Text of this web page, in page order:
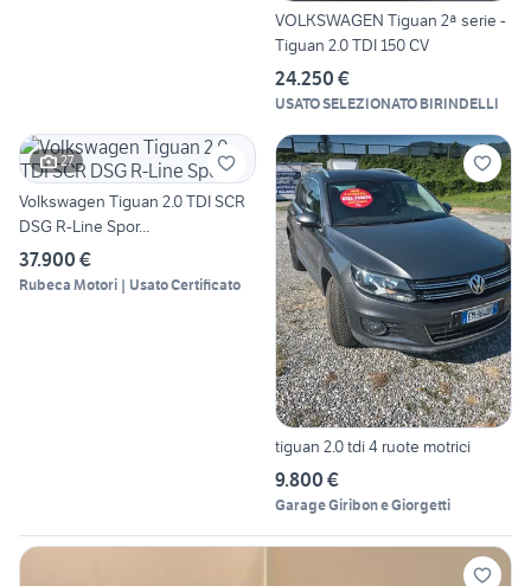
VOLKSWAGEN Tiguan 2ª serie -
Tiguan 2.0 TDI 150 CV
24.250 €
USATO SELEZIONATO BIRINDELLI
27
Volkswagen Tiguan 2.0 TDI SCR
DSG R-Line Spor...
37.900 €
Rubeca Motori | Usato Certificato
tiguan 2.0 tdi 4 ruote motrici
9.800 €
Garage Giribon e Giorgetti